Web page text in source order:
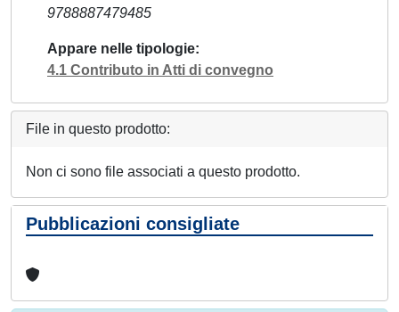
9788887479485
Appare nelle tipologie
4.1 Contributo in Atti di convegno
File in questo prodotto:
Non ci sono file associati a questo prodotto.
Pubblicazioni consigliate